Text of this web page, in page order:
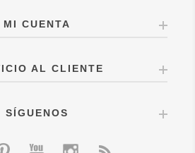
MI CUENTA
AL CLIENTE
SÍGUENOS